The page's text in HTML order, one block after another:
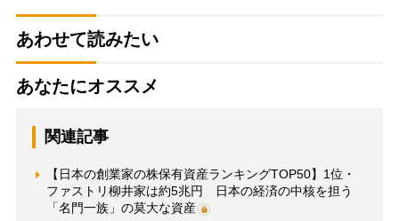
あわせて読みたい
あなたにオススメ
関連記事
【日本の創業家の株保有資産ランキングTOP50】1位・
ファストリ柳井家は約5兆円 日本の経済の中核を担う
「名門一族」の莫大な資産